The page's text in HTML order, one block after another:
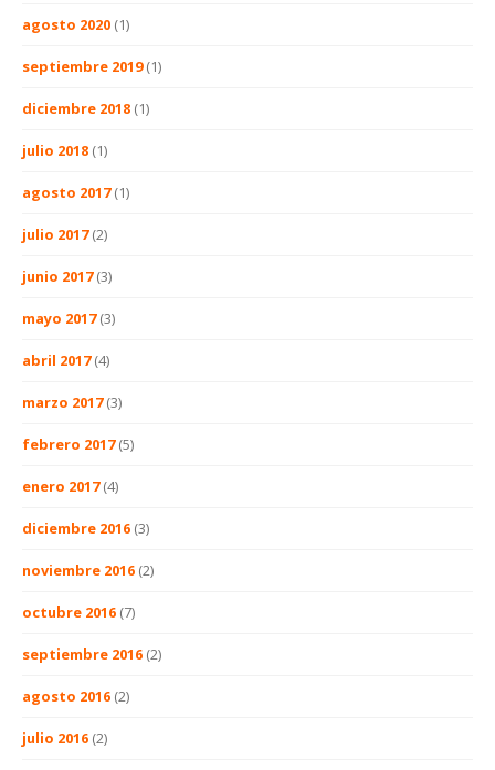
agosto 2020 (1)
septiembre 2019(1)
diciembre 2018 (1)
julio 2018 (1)
agosto 2017(1)
julio 2017(2)
junio 2017(3)
mayo 2017(3)
abril 2017(4)
marzo 2017(3)
febrero 2017(5)
enero 2017(4)
diciembre 2016 (3)
noviembre 2016 (2)
octubre 2016 (7)
septiembre 2016 (2)
agosto 2016 (2)
julio 2016 (2)